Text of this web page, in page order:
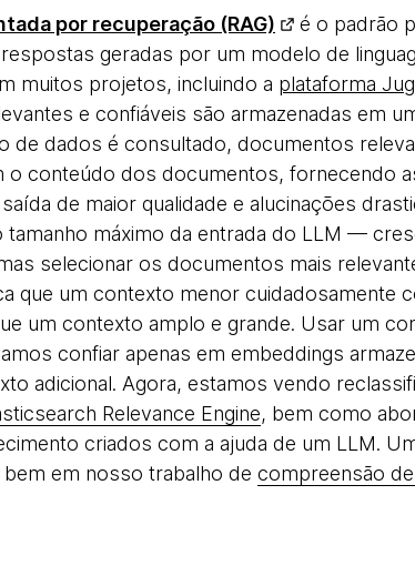
por recuperação (RAG)
é o padrão
geradas por um modelo de
muitos projetos, incluindo a plataforma
e confiáveis são armazenadas em
de dados é consultado, documentos
o conteúdo dos documentos, fornecendo
de maior qualidade e alucinações
tamanho máximo da entrada do LLM —
selecionar os documentos mais
que um contexto menor
um contexto amplo e grande. Usar um
confiar apenas em embeddings
adicional. Agora, estamos vendo
Relevance Engine, bem como
criados com a ajuda de um LLM.
em nosso trabalho de compreensão